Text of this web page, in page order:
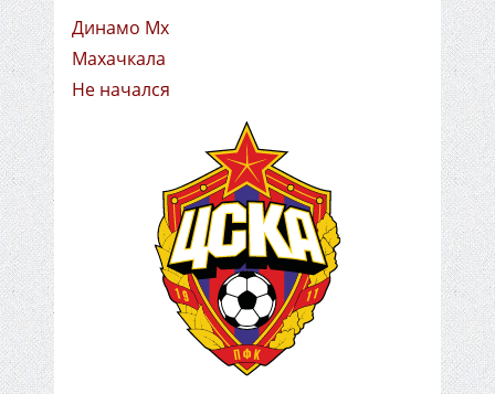
Динамо Мх
Махачкала
Не начался